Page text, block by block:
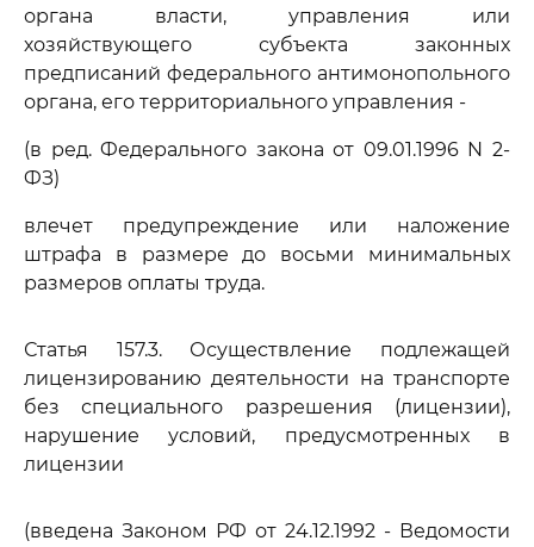
органа власти, управления или
хозяйствующего субъекта законных
предписаний федерального антимонопольного
органа, его территориального управления -
(в ред. Федерального закона от 09.01.1996 N 2-
ФЗ)
влечет предупреждение или наложение
штрафа в размере до восьми минимальных
размеров оплаты труда.
Статья 157.3. Осуществление подлежащей
лицензированию деятельности на транспорте
без специального разрешения (лицензии),
нарушение условий, предусмотренных в
лицензии
(введена Законом РФ от 24.12.1992 - Ведомости